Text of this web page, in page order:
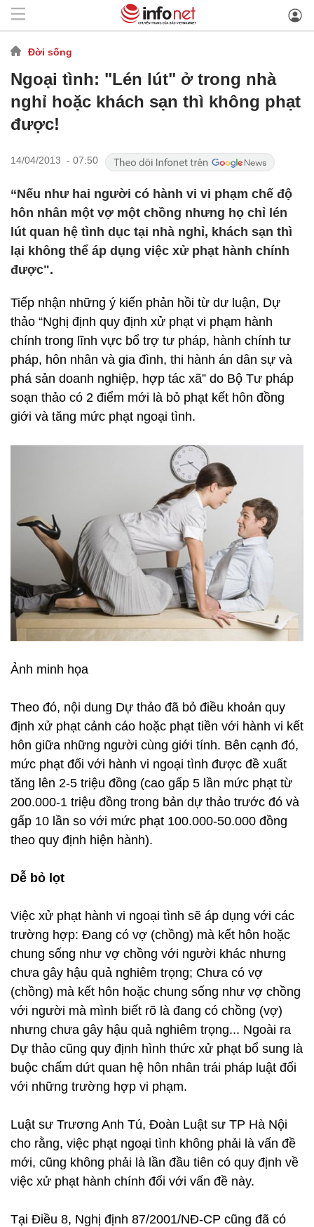
Đời sống
Ngoại tình: "Lén lút" ở trong nhà
nghỉ hoặc khách sạn thì không phạt
được!
14/04/2013 - 07:50
“Nếu như hai người có hành vi vi phạm chế độ
hôn nhân một vợ một chồng nhưng họ chỉ lén
lút quan hệ tình dục tại nhà nghỉ, khách sạn thì
lại không thể áp dụng việc xử phạt hành chính
được".
Tiếp nhận những ý kiến phản hồi từ dư luận, Dự
thảo “Nghị định quy định xử phạt vi phạm hành
chính trong lĩnh vực bổ trợ tư pháp, hành chính tư
pháp, hôn nhân và gia đình, thi hành án dân sự và
phá sản doanh nghiệp, hợp tác xã” do Bộ Tư pháp
soạn thảo có 2 điểm mới là bỏ phạt kết hôn đồng
giới và tăng mức phạt ngoại tình.
Ảnh minh họa
Theo đó, nội dung Dự thảo đã bỏ điều khoản quy
định xử phạt cảnh cáo hoặc phạt tiền với hành vi kết
hôn giữa những người cùng giới tính. Bên cạnh đó,
mức phạt đối với hành vi ngoại tình được đề xuất
tăng lên 2-5 triệu đồng (cao gấp 5 lần mức phạt từ
200.000-1 triệu đồng trong bản dự thảo trước đó và
gấp 10 lần so với mức phạt 100.000-50.000 đồng
theo quy định hiện hành).
Dễ bỏ lọt
Việc xử phạt hành vi ngoại tình sẽ áp dụng với các
trường hợp: Đang có vợ (chồng) mà kết hôn hoặc
chung sống như vợ chồng với người khác nhưng
chưa gây hậu quả nghiêm trọng; Chưa có vợ
(chồng) mà kết hôn hoặc chung sống như vợ chồng
với người mà mình biết rõ là đang có chồng (vợ)
nhưng chưa gây hậu quả nghiêm trọng... Ngoài ra
Dự thảo cũng quy định hình thức xử phạt bổ sung là
buộc chấm dứt quan hệ hôn nhân trái pháp luật đối
với những trường hợp vi phạm.
Luật sư Trương Anh Tú, Đoàn Luật sư TP Hà Nội
cho rằng, việc phạt ngoại tình không phải là vấn đề
mới, cũng không phải là lần đầu tiên có quy định về
việc xử phạt hành chính đối với vấn đề này.
Tại Điều 8, Nghị định 87/2001/NĐ-CP cũng đã có